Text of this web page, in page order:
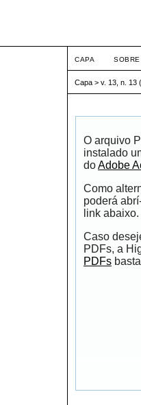
CAPA SOBRE
Capa > v. 13, n. 13
O arquivo
instalado
doAdobe
Como
poderá
link abaixo.
Caso
PDFs, a
PDFs